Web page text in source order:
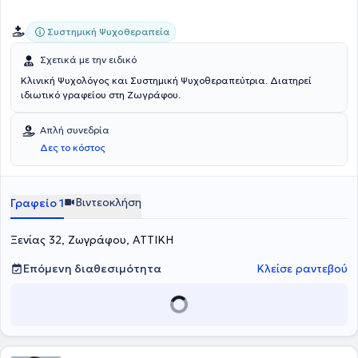
Συστημική Ψυχοθεραπεία
Σχετικά με την ειδικό
Κλινική Ψυχολόγος και Συστημική Ψυχοθεραπεύτρια. Διατηρεί
ιδιωτικό γραφείου στη Ζωγράφου.
Απλή συνεδρία
Δες το κόστος
Γραφείο 1 Βιντεοκλήση
Ξενίας 32, Ζωγράφου, ΑΤΤΙΚΗ
Επόμενη διαθεσιμότητα
Κλείσε ραντεβού